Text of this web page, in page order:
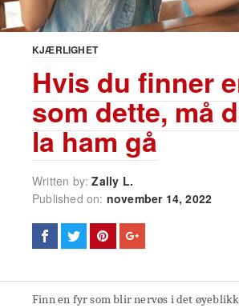
KJÆRLIGHET
Hvis du finner
som dette, må
la ham gå
Written by:Zally L.
Published on: november 14, 2022
Finn en fyr som blir nervøs i det